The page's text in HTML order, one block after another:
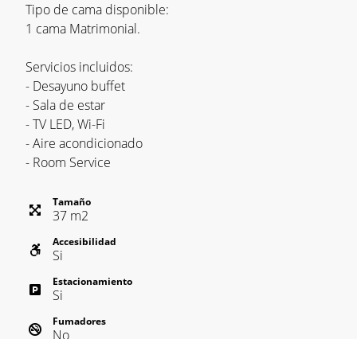
Tipo de cama disponible:
1 cama Matrimonial.
Servicios incluidos:
- Desayuno buffet
- Sala de estar
- TV LED, Wi-Fi
- Aire acondicionado
- Room Service
Tamaño
37 m2
Accesibilidad
Si
Estacionamiento
Si
Fumadores
No